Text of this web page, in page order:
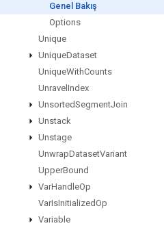
Genel Bakış
Options
Unique
UniqueDataset
UniqueWithCounts
Unravel Index
UnsortedSegmentJoin
Unstack
Unstage
UnwrapDatasetVariant
UpperBound
VarHandleOp
VarIsInitializedOp
Variable